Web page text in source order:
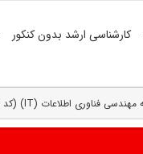
کارشناسی ارشد بدون کنکور